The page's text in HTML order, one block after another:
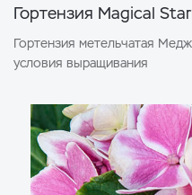
Гортензия Magical
Гортензия метельчатая
условия выращивания